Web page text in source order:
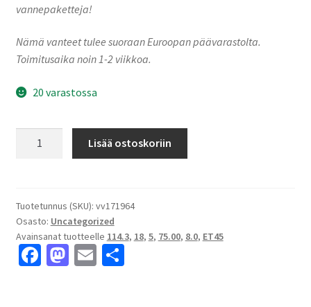
vannepaketteja!
Nämä vanteet tulee suoraan Euroopan päävarastolta.
Toimitusaika noin 1-2 viikkoa.
20 varastossa
5x114.3
ET45
keskireikä:75.00
määrä
Lisää ostoskoriin
Tuotetunnus (SKU): vv171964
Osasto: Uncategorized
Avainsanat tuotteelle 114.3, 18, 5, 75.00, 8.0, ET45
Fa M E S